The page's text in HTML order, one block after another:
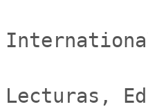
Lecturas,